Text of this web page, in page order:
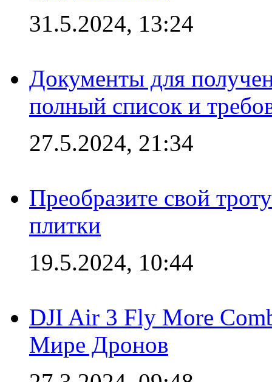
31.5.2024, 13:24
Документы для
полный список и
27.5.2024, 21:34
Преобразите свой
плитки
19.5.2024, 10:44
DJI Air 3 Fly More
Мире Дронов